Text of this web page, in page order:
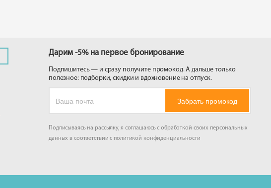
Дарим -5% на первое бронирование
Подпишитесь — и сразу получите промокод. А дальше только
полезное: подборки, скидки и вдохновение на отпуск.
Забрать промокод
Подписываясь на рассылку, я соглашаюсь с обработкой своих персональных
данных в соответствии с политикой конфиденциальности